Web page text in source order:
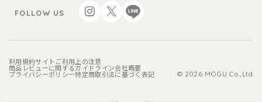
FOLLOW US
利用規約サイトご利用上の注意
商品レビューに関するガイドライン会社概要
プライバシーポリシー特定商取引法に基づく表記 © 2026 MOGU Co.,Ltd.